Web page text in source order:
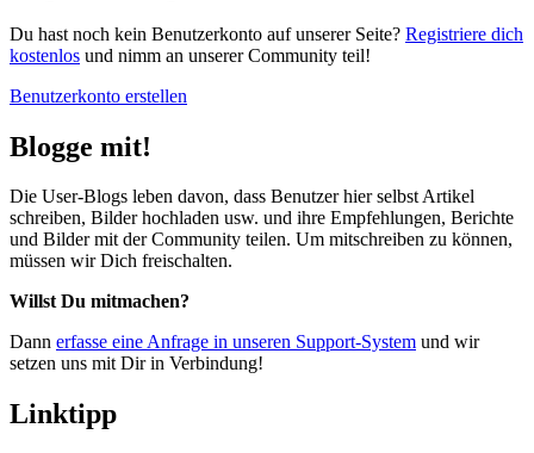
Du hast noch kein Benutzerkonto auf unserer Seite? Registriere dich
kostenlos und nimm an unserer Community teil!
Benutzerkonto erstellen
Blogge mit!
Die User-Blogs leben davon, dass Benutzer hier selbst Artikel
schreiben, Bilder hochladen usw. und ihre Empfehlungen, Berichte
und Bilder mit der Community teilen. Um mitschreiben zu können,
müssen wir Dich freischalten.
Willst Du mitmachen?
Dann erfasse eine Anfrage in unseren Support-System und wir
setzen uns mit Dir in Verbindung!
Linktipp